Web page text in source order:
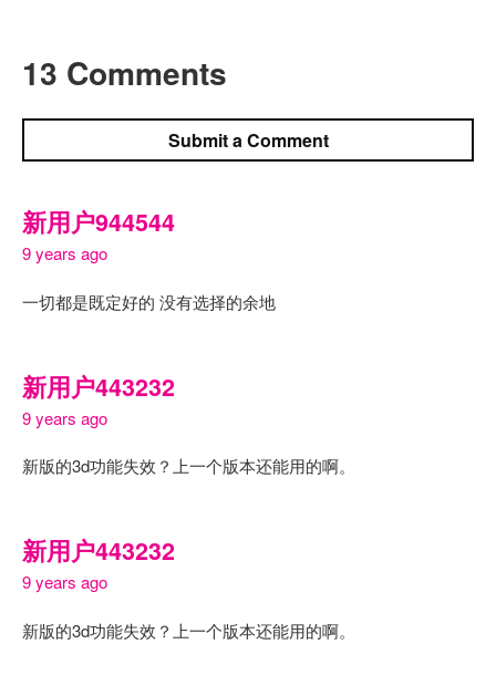
13 Comments
Submit a Comment
新用户944544
9 years ago
一切都是既定好的 没有选择的余地
新用户443232
9 years ago
新版的3d功能失效？上一个版本还能用的啊。
新用户443232
9 years ago
新版的3d功能失效？上一个版本还能用的啊。